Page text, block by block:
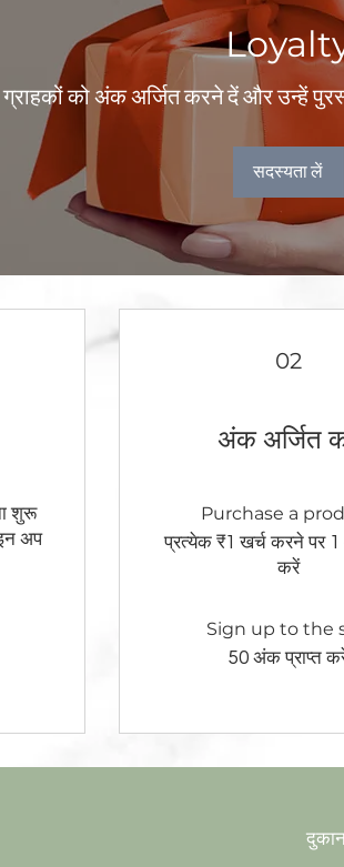
ग्राहकों को अंक अर्जित करने दें और उन्हें
सदस्यता लें
शुरू
अप
02
अंक अर्जित
Purchase a
प्रत्येक ₹1 खर्च करने पर 1
करें
Sign up to the
50 अंक प्राप्त